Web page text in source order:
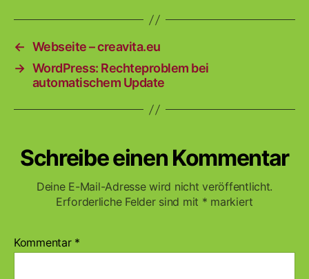
← Webseite – creavita.eu
→ WordPress: Rechteproblem bei
automatischem Update
Schreibe einen Kommentar
Deine E-Mail-Adresse wird nicht veröffentlicht.
Erforderliche Felder sind mit * markiert
Kommentar *